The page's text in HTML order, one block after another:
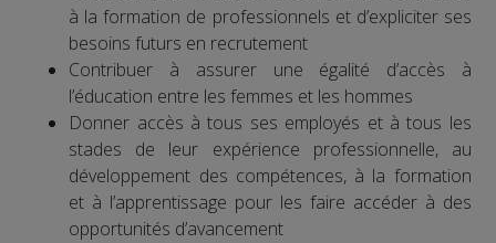
à la formation de professionnels et d’expliciter ses
besoins futurs en recrutement
Contribuer à assurer une égalité d’accès à
l’éducation entre les femmes et les hommes
Donner accès à tous ses employés et à tous les
stades de leur expérience professionnelle, au
développement des compétences, à la formation
et à l’apprentissage pour les faire accéder à des
opportunités d’avancement